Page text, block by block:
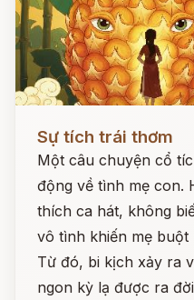
Sự tích trái thơm
Một câu chuyện cổ
động về tình mẹ con.
thích ca hát, không
vô tình khiến mẹ buột
Từ đó, bi kịch xảy ra
ngon kỳ lạ được ra